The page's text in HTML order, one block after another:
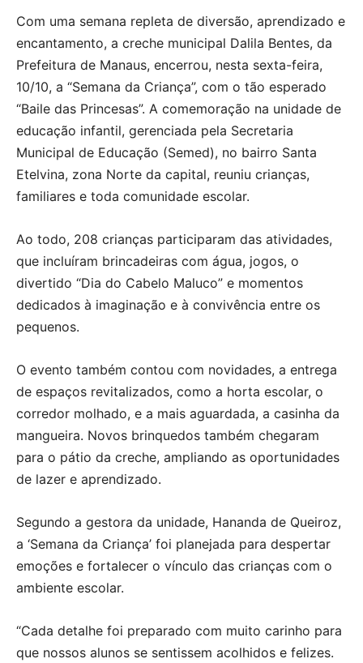
Com uma semana repleta de diversão, aprendizado e
encantamento, a creche municipal Dalila Bentes, da
Prefeitura de Manaus, encerrou, nesta sexta-feira,
10/10, a “Semana da Criança”, com o tão esperado
“Baile das Princesas”. A comemoração na unidade de
educação infantil, gerenciada pela Secretaria
Municipal de Educação (Semed), no bairro Santa
Etelvina, zona Norte da capital, reuniu crianças,
familiares e toda comunidade escolar.
Ao todo, 208 crianças participaram das atividades,
que incluíram brincadeiras com água, jogos, o
divertido “Dia do Cabelo Maluco” e momentos
dedicados à imaginação e à convivência entre os
pequenos.
O evento também contou com novidades, a entrega
de espaços revitalizados, como a horta escolar, o
corredor molhado, e a mais aguardada, a casinha da
mangueira. Novos brinquedos também chegaram
para o pátio da creche, ampliando as oportunidades
de lazer e aprendizado.
Segundo a gestora da unidade, Hananda de Queiroz,
a ‘Semana da Criança’ foi planejada para despertar
emoções e fortalecer o vínculo das crianças com o
ambiente escolar.
“Cada detalhe foi preparado com muito carinho para
que nossos alunos se sentissem acolhidos e felizes.